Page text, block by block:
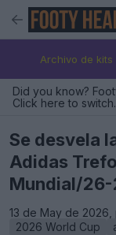
Archivo de
Did you know?
Click here to switch.
Se desvela
Adidas
Mundial/26-
13 de May de 2026,
2026 World Cup